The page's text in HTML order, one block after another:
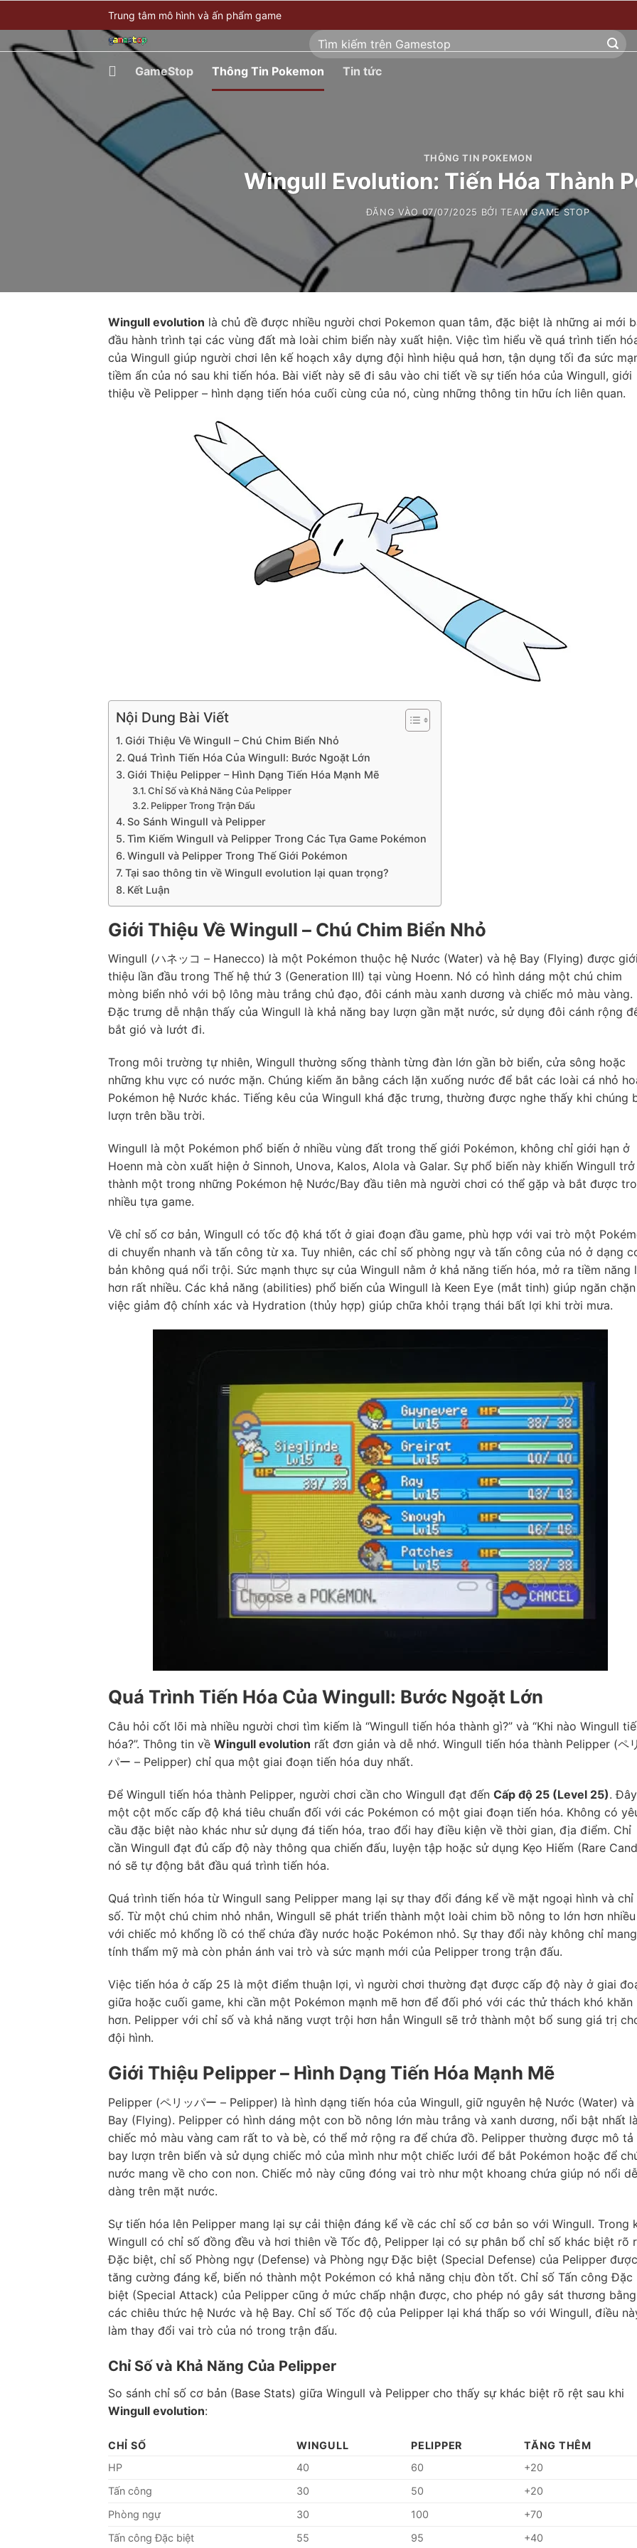
qua
nội
dung
Trung tâm mô hình và ấn phẩm game
Tìm
kiếm:
GameStop
Thông Tin Pokemon Tin tức
THÔNG TIN POKEMON
Wingull Evolution: Tiến Hóa Thành
ĐĂNG VÀO07/07/2025 BỞITEAM GAME STOP
Wingull evolution là chủ đề được nhiều người chơi Pokemon quan tâm, đặc biệt là những ai mới
đầu hành trình tại các vùng đất mà loài chim biển này xuất hiện. Việc tìm hiểu về quá trình tiến
của Wingull giúp người chơi lên kế hoạch xây dựng đội hình hiệu quả hơn, tận dụng tối đa sức
tiềm ẩn của nó sau khi tiến hóa. Bài viết này sẽ đi sâu vào chi tiết về sự tiến hóa của Wingull, giới
thiệu về Pelipper – hình dạng tiến hóa cuối cùng của nó, cùng những thông tin hữu ích liên quan.
Nội Dung Bài Viết
Giới Thiệu Về Wingull – Chú Chim Biển Nhỏ
Quá Trình Tiến Hóa Của Wingull: Bước Ngoặt Lớn
Giới Thiệu Pelipper – Hình Dạng Tiến Hóa Mạnh Mẽ
Chỉ Số và Khả Năng Của Pelipper
Pelipper Trong Trận Đấu
So Sánh Wingull và Pelipper
Tìm Kiếm Wingull và Pelipper Trong Các Tựa Game Pokémon
Wingull và Pelipper Trong Thế Giới Pokémon
Tại sao thông tin về Wingull evolution lại quan trọng?
Kết Luận
Giới Thiệu Về Wingull – Chú Chim Biển Nhỏ
Wingull (ハネッコ – Hanecco) là một Pokémon thuộc hệ Nước (Water) và hệ Bay (Flying) được giới
thiệu lần đầu trong Thế hệ thứ 3 (Generation III) tại vùng Hoenn. Nó có hình dáng một chú chim
mòng biển nhỏ với bộ lông màu trắng chủ đạo, đôi cánh màu xanh dương và chiếc mỏ màu vàng.
Đặc trưng dễ nhận thấy của Wingull là khả năng bay lượn gần mặt nước, sử dụng đôi cánh rộng
bắt gió và lướt đi.
Trong môi trường tự nhiên, Wingull thường sống thành từng đàn lớn gần bờ biển, cửa sông hoặc
những khu vực có nước mặn. Chúng kiếm ăn bằng cách lặn xuống nước để bắt các loài cá nhỏ
Pokémon hệ Nước khác. Tiếng kêu của Wingull khá đặc trưng, thường được nghe thấy khi chúng
lượn trên bầu trời.
Wingull là một Pokémon phổ biến ở nhiều vùng đất trong thế giới Pokémon, không chỉ giới hạn ở
Hoenn mà còn xuất hiện ở Sinnoh, Unova, Kalos, Alola và Galar. Sự phổ biến này khiến Wingull trở
thành một trong những Pokémon hệ Nước/Bay đầu tiên mà người chơi có thể gặp và bắt được
nhiều tựa game.
Về chỉ số cơ bản, Wingull có tốc độ khá tốt ở giai đoạn đầu game, phù hợp với vai trò một
di chuyển nhanh và tấn công từ xa. Tuy nhiên, các chỉ số phòng ngự và tấn công của nó ở dạng
bản không quá nổi trội. Sức mạnh thực sự của Wingull nằm ở khả năng tiến hóa, mở ra tiềm năng
hơn rất nhiều. Các khả năng (abilities) phổ biến của Wingull là Keen Eye (mắt tinh) giúp ngăn chặn
việc giảm độ chính xác và Hydration (thủy hợp) giúp chữa khỏi trạng thái bất lợi khi trời mưa.
Quá Trình Tiến Hóa Của Wingull: Bước Ngoặt Lớn
Câu hỏi cốt lõi mà nhiều người chơi tìm kiếm là “Wingull tiến hóa thành gì?” và “Khi nào Wingull
hóa?”. Thông tin về Wingull evolution rất đơn giản và dễ nhớ. Wingull tiến hóa thành Pelipper (ペ
パー – Pelipper) chỉ qua một giai đoạn tiến hóa duy nhất.
Để Wingull tiến hóa thành Pelipper, người chơi cần cho Wingull đạt đến Cấp độ 25 (Level 25).
một cột mốc cấp độ khá tiêu chuẩn đối với các Pokémon có một giai đoạn tiến hóa. Không có
cầu đặc biệt nào khác như sử dụng đá tiến hóa, trao đổi hay điều kiện về thời gian, địa điểm. Chỉ
cần Wingull đạt đủ cấp độ này thông qua chiến đấu, luyện tập hoặc sử dụng Kẹo Hiếm (Rare
nó sẽ tự động bắt đầu quá trình tiến hóa.
Quá trình tiến hóa từ Wingull sang Pelipper mang lại sự thay đổi đáng kể về mặt ngoại hình và chỉ
số. Từ một chú chim nhỏ nhắn, Wingull sẽ phát triển thành một loài chim bồ nông to lớn hơn nhiều
với chiếc mỏ khổng lồ có thể chứa đầy nước hoặc Pokémon nhỏ. Sự thay đổi này không chỉ mang
tính thẩm mỹ mà còn phản ánh vai trò và sức mạnh mới của Pelipper trong trận đấu.
Việc tiến hóa ở cấp 25 là một điểm thuận lợi, vì người chơi thường đạt được cấp độ này ở giai
giữa hoặc cuối game, khi cần một Pokémon mạnh mẽ hơn để đối phó với các thử thách khó khăn
hơn. Pelipper với chỉ số và khả năng vượt trội hơn hẳn Wingull sẽ trở thành một bổ sung giá trị
đội hình.
Giới Thiệu Pelipper – Hình Dạng Tiến Hóa Mạnh Mẽ
Pelipper (ペリッパー – Pelipper) là hình dạng tiến hóa của Wingull, giữ nguyên hệ Nước (Water) và
Bay (Flying). Pelipper có hình dáng một con bồ nông lớn màu trắng và xanh dương, nổi bật nhất là
chiếc mỏ màu vàng cam rất to và bè, có thể mở rộng ra để chứa đồ. Pelipper thường được mô tả
bay lượn trên biển và sử dụng chiếc mỏ của mình như một chiếc lưới để bắt Pokémon hoặc để
nước mang về cho con non. Chiếc mỏ này cũng đóng vai trò như một khoang chứa giúp nó nổi dễ
dàng trên mặt nước.
Sự tiến hóa lên Pelipper mang lại sự cải thiện đáng kể về các chỉ số cơ bản so với Wingull. Trong
Wingull có chỉ số đồng đều và hơi thiên về Tốc độ, Pelipper lại có sự phân bổ chỉ số khác biệt rõ
Đặc biệt, chỉ số Phòng ngự (Defense) và Phòng ngự Đặc biệt (Special Defense) của Pelipper được
tăng cường đáng kể, biến nó thành một Pokémon có khả năng chịu đòn tốt. Chỉ số Tấn công Đặc
biệt (Special Attack) của Pelipper cũng ở mức chấp nhận được, cho phép nó gây sát thương bằng
các chiêu thức hệ Nước và hệ Bay. Chỉ số Tốc độ của Pelipper lại khá thấp so với Wingull, điều
làm thay đổi vai trò của nó trong trận đấu.
Chỉ Số và Khả Năng Của Pelipper
So sánh chỉ số cơ bản (Base Stats) giữa Wingull và Pelipper cho thấy sự khác biệt rõ rệt sau khi
Wingull evolution:
CHỈ SỐ WINGULL PELIPPER
TĂNG THÊM
HP
40 60
+20
Tấn công
30 50
+20
Phòng ngự
30 100
+70
Tấn công Đặc biệt
55 95 +40